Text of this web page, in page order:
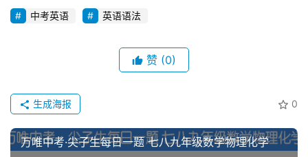
料
自
媒
中考英语 英语语法
赞 (0)
0
生成海报
万唯中考·尖子生每日一题 七八九年级数学物理化学